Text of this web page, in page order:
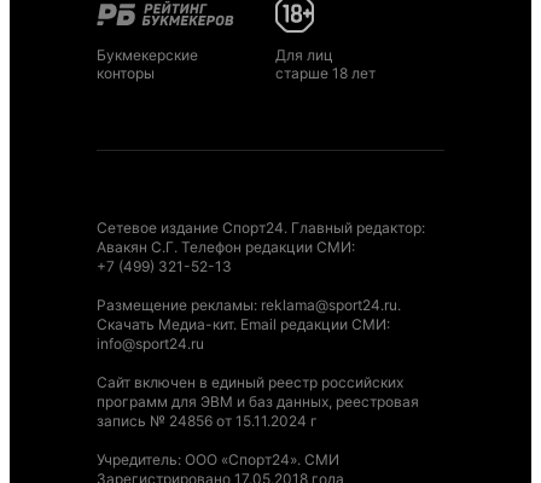
Букмекерские
конторы
Для лиц
старше 18 лет
Сетевое издание Спорт24. Главный редактор:
Авакян С.Г. Телефон редакции СМИ:
+7 (499) 321-52-13
Размещение рекламы: reklama@sport24.ru.
Скачать Медиа-кит. Email редакции СМИ:
info@sport24.ru
Сайт включен в единый реестр российских
программ для ЭВМ и баз данных, реестровая
запись № 24856 от 15.11.2024 г
Учредитель: ООО «Спорт24». СМИ
Зарегистрировано 17.05.2018 года